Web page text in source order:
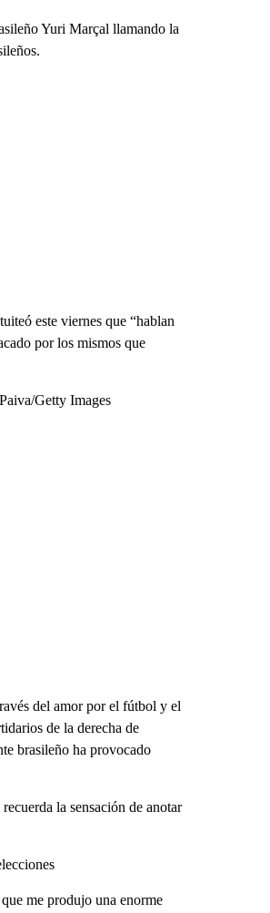
Yuri Marçal llamando la
este viernes que “hablan
por los mismos que
Getty Images
del amor por el fútbol y el
de la derecha de
brasileño ha provocado
la sensación de anotar
me produjo una enorme